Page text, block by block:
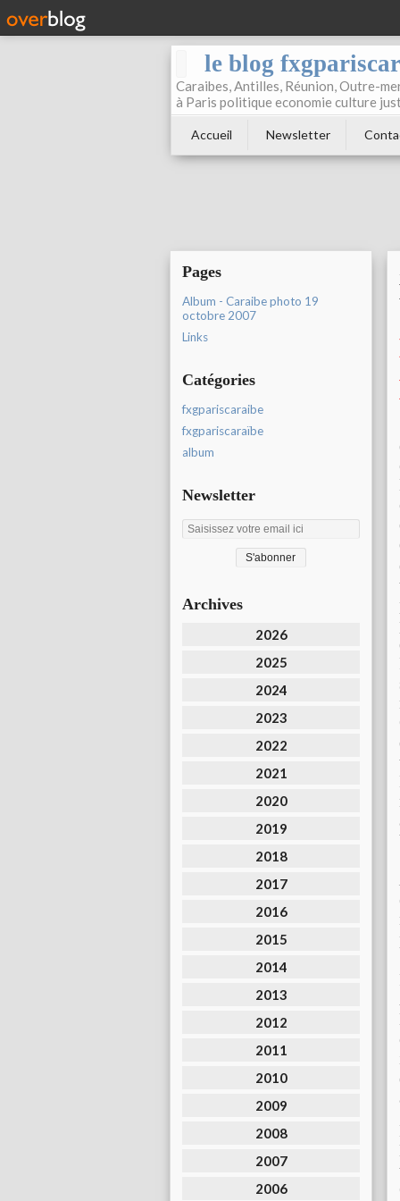
le blog
Caraibes, Antilles, Réunion, Outre-
à Paris politique economie culture
Accueil Newsletter
Pages
Album - Caraibe photo 19
octobre 2007
Links
Catégories
fxgpariscaraibe
fxgpariscaraïbe
album
Newsletter
Archives
2026
2025
2024
2023
2022
2021
2020
2019
2018
2017
2016
2015
2014
2013
2012
2011
2010
2009
2008
2007
2006